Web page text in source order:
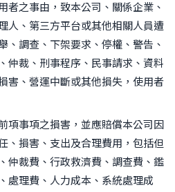
者之事由，致本公司、關係企業、
人、第三方平台或其他相關人員遭
、調查、下架要求、停權、警告、
仲裁、刑事程序、民事請求、資料
害、營運中斷或其他損失，使用者
項事項之損害，並應賠償本公司因
、損害、支出及合理費用，包括但
仲裁費、行政救濟費、調查費、鑑
處理費、人力成本、系統處理成